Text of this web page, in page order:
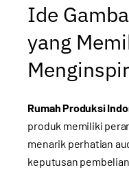
Ide
yang
Rumah Produksi
produk memiliki
menarik perhatian
keputusan